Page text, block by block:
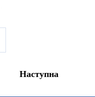
Наступна